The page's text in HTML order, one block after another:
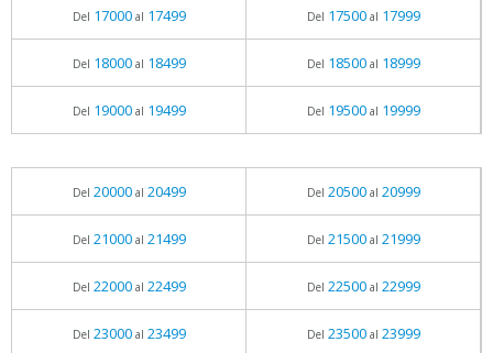
Del 17000al 17499 Del 17500al 17999
Del 18000al 18499 Del 18500al 18999
Del 19000al 19499 Del 19500al 19999
Del 20000al 20499 Del 20500al 20999
Del 21000al 21499 Del 21500al 21999
Del 22000al 22499 Del 22500al 22999
Del 23000al 23499 Del 23500al 23999